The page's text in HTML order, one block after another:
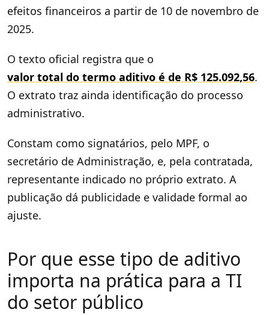
efeitos financeiros a partir de 10 de novembro de
2025.
O texto oficial registra que o
valor total do termo aditivo é de R$ 125.092,56.
O extrato traz ainda identificação do processo
administrativo.
Constam como signatários, pelo MPF, o
secretário de Administração, e, pela contratada,
representante indicado no próprio extrato. A
publicação dá publicidade e validade formal ao
ajuste.
Por que esse tipo de aditivo
importa na prática para a TI
do setor público